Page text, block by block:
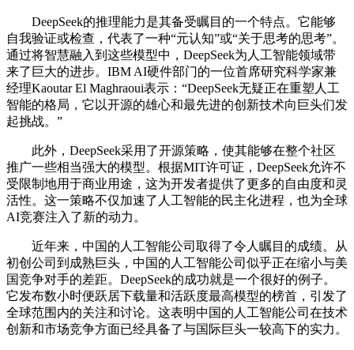
DeepSeek的推理能力是其备受瞩目的一个特点。它能够
自我验证或检查，代表了一种“元认知”或“关于思考的思考”。
通过将智慧融入到这些模型中，DeepSeek为人工智能领域带
来了巨大的进步。IBM AI硬件部门的一位首席研究科学家兼
经理Kaoutar El Maghraoui表示：“DeepSeek无疑正在重塑人工
智能的格局，它以开源的雄心和最先进的创新技术向巨头们发
起挑战。”
此外，DeepSeek采用了开源策略，使其能够在整个社区
推广一些相当强大的模型。根据MIT许可证，DeepSeek允许不
受限制地用于商业用途，这为开发者提供了更多的自由度和灵
活性。这一策略不仅加速了人工智能的民主化进程，也为全球
AI竞赛注入了新的动力。
近年来，中国的人工智能公司取得了令人瞩目的成绩。从
初创公司到成熟巨头，中国的人工智能公司似乎正在缩小与美
国竞争对手的差距。DeepSeek的成功就是一个很好的例子。
它发布数小时便跃居下载量和活跃度最高模型的榜首，引发了
全球范围内的关注和讨论。这表明中国的人工智能公司在技术
创新和市场竞争方面已经具备了与国际巨头一较高下的实力。